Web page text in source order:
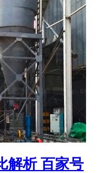
解析 百家号